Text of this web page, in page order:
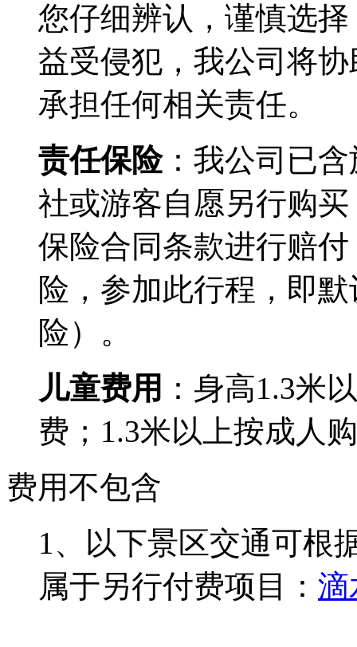
您仔细辨认，谨慎选
益受侵犯，我公司将
承担任何相关责任。
责任保险：我公司已
社或游客自愿另行购
保险合同条款进行赔
险，参加此行程，即
险）。
儿童费用 ：身高1.3米
费；1.3米以上按成人
费用不包含
1、以下景区交通可根
属于另行付费项目： 滴